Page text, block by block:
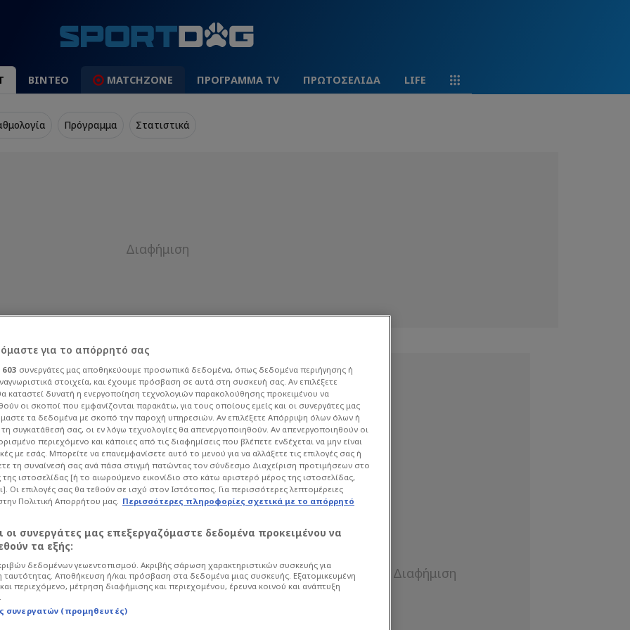
ΒΙΝΤΕΟ MATCHZONE ΠΡΟΓΡΑΜΜΑ TV ΠΡΩΤΟΣΕΛΙΔΑ LIFE
Πρόγραμμα Στατιστικά
ρεκόρ και
φιλάθλων για το
Μπάσκετ Euroleague
ραντεβού στο Telekom Center
του Ολυμπιακού είναι έτοιμος να το
για το απόρρητό σας
603 συνεργάτες μας αποθηκεύουμε προσωπικά δεδομένα, όπως δεδομένα περιήγησης ή
στοιχεία, και έχουμε πρόσβαση σε αυτά στη συσκευή σας. Αν επιλέξετε
καταστεί δυνατή η ενεργοποίηση τεχνολογιών παρακολούθησης προκειμένου να
οι σκοποί που εμφανίζονται παρακάτω, για τους οποίους εμείς και οι συνεργάτες μας
τα δεδομένα με σκοπό την παροχή υπηρεσιών. Αν επιλέξετε Απόρριψη όλων όλων ή
συγκατάθεσή σας, οι εν λόγω τεχνολογίες θα απενεργοποιηθούν. Αν απενεργοποιηθούν οι
περιεχόμενο και κάποιες από τις διαφημίσεις που βλέπετε ενδέχεται να μην είναι
με εσάς. Μπορείτε να επανεμφανίσετε αυτό το μενού για να αλλάξετε τις επιλογές σας ή
τη συναίνεσή σας ανά πάσα στιγμή πατώντας τον σύνδεσμο Διαχείριση προτιμήσεων στο
ιστοσελίδας [ή το αιωρούμενο εικονίδιο στο κάτω αριστερό μέρος της ιστοσελίδας,
Οι επιλογές σας θα τεθούν σε ισχύ στον Ιστότοπος. Για περισσότερες λεπτομέρειες
Πολιτική Απορρήτου μας. Περισσότερες πληροφορίες σχετικά με το απόρρητό
οι συνεργάτες μας επεξεργαζόμαστε δεδομένα προκειμένου να
τα εξής:
δεδομένων γεωεντοπισμού. Ακριβής σάρωση χαρακτηριστικών συσκευής για
ταυτότητας. Αποθήκευση ή/και πρόσβαση στα δεδομένα μιας συσκευής. Εξατομικευμένη
περιεχόμενο, μέτρηση διαφήμισης και περιεχομένου, έρευνα κοινού και ανάπτυξη
συνεργατών (προμηθευτές)